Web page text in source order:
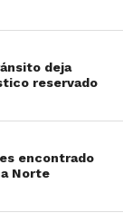
deja
reservado
encontrado
Norte